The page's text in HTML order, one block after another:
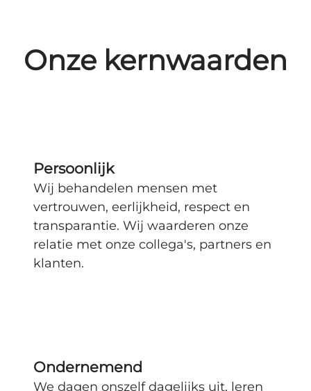
Onze kernwaarden
Persoonlijk
Wij behandelen mensen met
vertrouwen, eerlijkheid, respect en
transparantie. Wij waarderen onze
relatie met onze collega's, partners en
klanten.
Ondernemend
We dagen onszelf dagelijks uit, leren